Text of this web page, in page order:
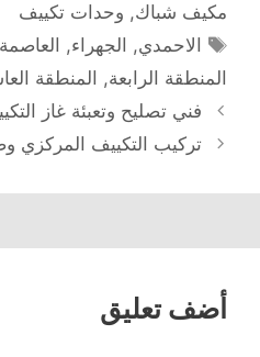
مكيف شباك, وحدات تكييف
الوسوم
الاحمدي, الجهراء, العاصمة
المنطقة الرابعة, المنطقة
فني تصليح وتعبئة غاز
تركيب التكييف المركزي
أضف تعليق